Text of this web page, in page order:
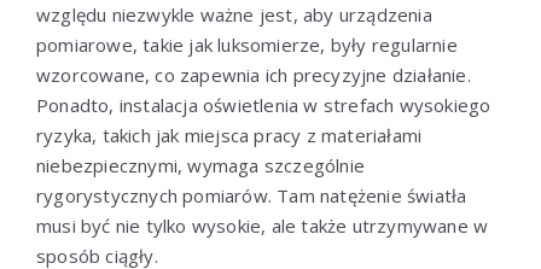
względu niezwykle ważne jest, aby urządzenia
pomiarowe, takie jak luksomierze, były regularnie
wzorcowane, co zapewnia ich precyzyjne działanie.
Ponadto, instalacja oświetlenia w strefach wysokiego
ryzyka, takich jak miejsca pracy z materiałami
niebezpiecznymi, wymaga szczególnie
rygorystycznych pomiarów. Tam natężenie światła
musi być nie tylko wysokie, ale także utrzymywane w
sposób ciągły.